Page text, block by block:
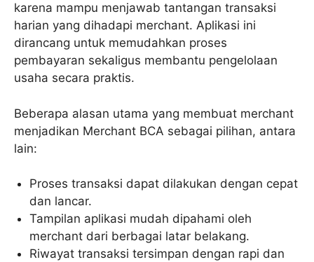
karena mampu menjawab tantangan transaksi
harian yang dihadapi merchant. Aplikasi ini
dirancang untuk memudahkan proses
pembayaran sekaligus membantu pengelolaan
usaha secara praktis.
Beberapa alasan utama yang membuat merchant
menjadikan Merchant BCA sebagai pilihan, antara
lain:
Proses transaksi dapat dilakukan dengan cepat
dan lancar.
Tampilan aplikasi mudah dipahami oleh
merchant dari berbagai latar belakang.
Riwayat transaksi tersimpan dengan rapi dan